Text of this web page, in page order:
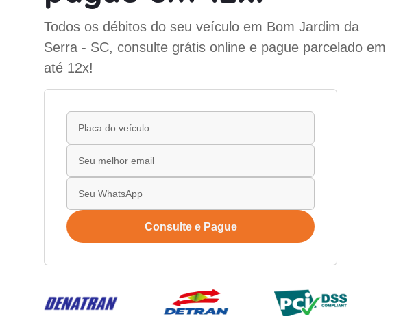
Todos os débitos do seu veículo em Bom Jardim da
Serra - SC, consulte grátis online e pague parcelado em
até 12x!
Consulte e Pague